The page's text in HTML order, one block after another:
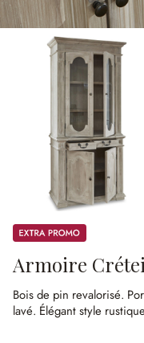
Promos
Armoire
Bois de pin revalorisé.
lavé. Élégant style